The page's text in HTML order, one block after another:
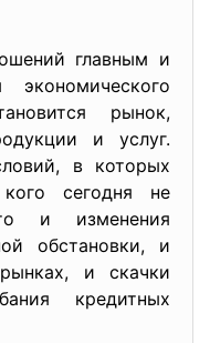
главным и
рынок,
и услуг.
в которых
сегодня не
и изменения
обстановки, и
и скачки
кредитных